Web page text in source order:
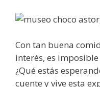
Con tan buena
interés, es
¿Qué estás
cuente y vive esta